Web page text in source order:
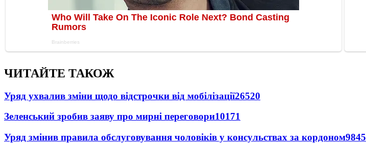
ЧИТАЙТЕ ТАКОЖ
Уряд ухвалив зміни щодо відстрочки від мобілізації26520
Зеленський зробив заяву про мирні переговори10171
Уряд змінив правила обслуговування чоловіків у консульствах за кордоном9845